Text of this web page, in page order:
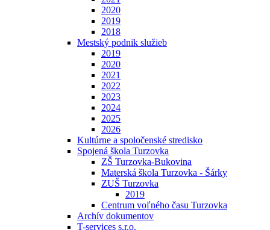
2020
2019
2018
Mestský podnik služieb
2019
2020
2021
2022
2023
2024
2025
2026
Kultúrne a spoločenské stredisko
Spojená škola Turzovka
ZŠ Turzovka-Bukovina
Materská škola Turzovka - Šárky
ZUŠ Turzovka
2019
Centrum voľného času Turzovka
Archív dokumentov
T-services s.r.o.